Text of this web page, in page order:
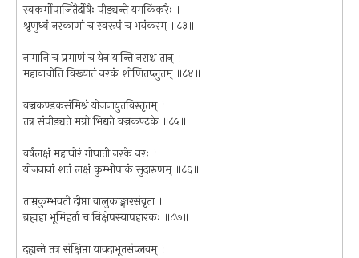
स्वकर्मोपार्जितैर्दोषैः पीड्यन्ते यमकिंकरैः ।
श्रृणुध्वं नरकाणां च स्वरूपं च भयंकरम् ॥८३॥
नामानि च प्रमाणं च येन यान्ति नराश्च तान् ।
महावाचीति विख्यातं नरकं शोणितप्लुतम् ॥८४॥
वज्रकण्डकसंमिश्रं योजनायुतविस्तृतम् ।
तत्र संपीड्यते मग्नो भिद्यते वज्रकण्टके ॥८५॥
वर्षलक्षं महाघोरं गोघाती नरके नरः ।
योजनानां शतं लक्षं कुम्भीपाकं सुदारुणम् ॥८६॥
ताम्रकुम्भवती दीप्ता वालुकाङ्गारसंवृता ।
ब्रह्महा भूमिहर्ता च निक्षेपस्यापहारकः ॥८७॥
दह्यन्ते तत्र संक्षिप्ता यावदाभूतसंप्लवम् ।